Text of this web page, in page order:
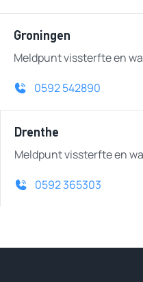
Groningen
Meldpunt vissterfte en
0592 542890
Drenthe
Meldpunt vissterfte en
0592 365303